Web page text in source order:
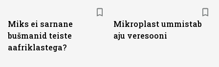
Miks ei sarnane
bušmanid teiste
aafriklastega?
Mikroplast ummistab
aju veresooni